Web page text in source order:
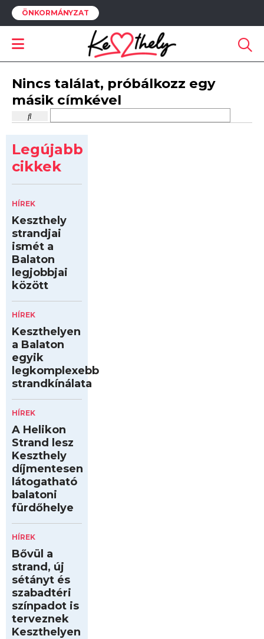
ÖNKORMÁNYZAT
Nincs találat, próbálkozz egy
másik címkével
Legújabb
cikkek
HÍREK
Keszthely
strandjai
ismét a
Balaton
legjobbjai
között
HÍREK
Keszthelyen
a Balaton
egyik
legkomplexebb
strandkínálata
HÍREK
A Helikon
Strand lesz
Keszthely
díjmentesen
látogatható
balatoni
fürdőhelye
HÍREK
Bővül a
strand, új
sétányt és
szabadtéri
színpadot is
terveznek
Keszthelyen